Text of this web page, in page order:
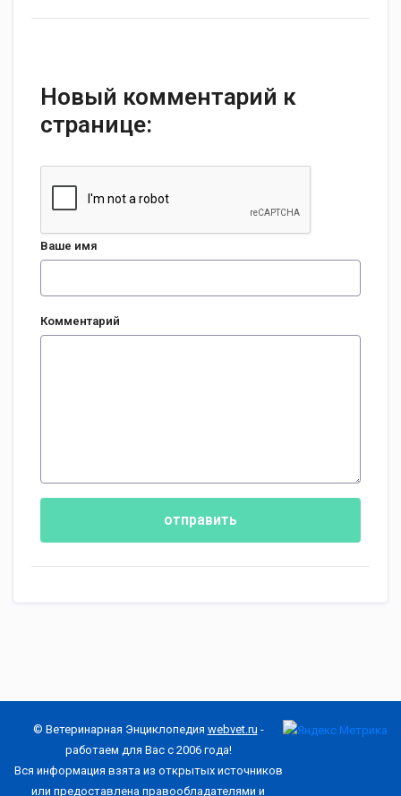
Новый комментарий к
странице:
Ваше имя
Комментарий
отправить
© Ветеринарная Энциклопедия webvet.ru -
работаем для Вас с 2006 года!
Вся информация взята из открытых источников
или предоставлена правообладателями и